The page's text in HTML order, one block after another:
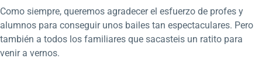
Como siempre, queremos agradecer el esfuerzo de profes y
alumnos para conseguir unos bailes tan espectaculares. Pero
también a todos los familiares que sacasteis un ratito para
venir a vernos.